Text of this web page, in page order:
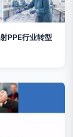
PPE行业转型